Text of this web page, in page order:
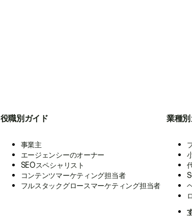
役職別ガイド
事業主
エージェンシーのオーナー
SEOスペシャリスト
コンテンツマーケティング担当者
フルスタックグロースマーケティング担当者
業種